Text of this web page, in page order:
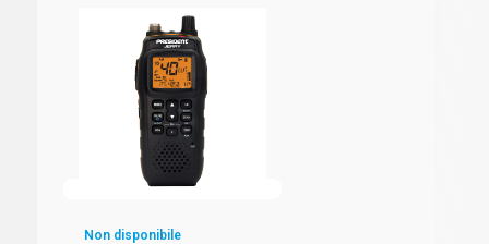
Non disponibile